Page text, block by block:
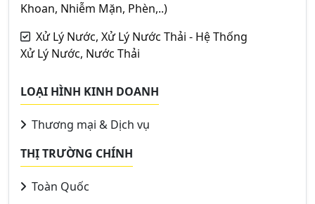
Khoan, Nhiễm Mặn, Phèn,..)
Xử Lý Nước, Xử Lý Nước Thải - Hệ Thống
Xử Lý Nước, Nước Thải
LOẠI HÌNH KINH DOANH
Thương mại & Dịch vụ
THỊ TRƯỜNG CHÍNH
Toàn Quốc